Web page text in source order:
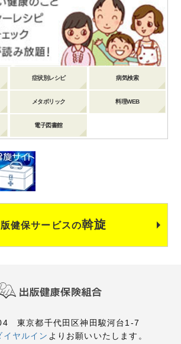
症状別レシピ 病気検索
メタボリック 料理WEB
電子図書館
健保サービスの斡旋
東京都千代田区神田駿河台1-7
イヤルイン よりお願いいたします。